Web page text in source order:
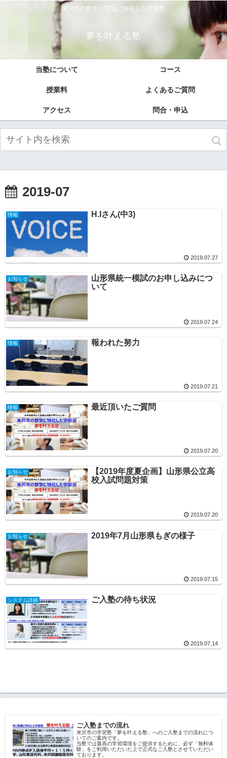
米沢市の数学と英語に特化した学習塾
夢を叶える塾
当塾について コース
授業料 よくあるご質問
アクセス 問合・申込
2019-07
情報 H.Iさん(中3)
2019.07.27
お知らせ
山形県統一模試のお申し込みにつ
いて
2019.07.24
情報 報われた努力
2019.07.21
情報 最近頂いたご質問
2019.07.20
お知らせ
【2019年度夏企画】山形県公立高
校入試問題対策
2019.07.20
お知らせ 2019年7月山形県もぎの様子
2019.07.15
システム詳細 ご入塾の待ち状況
2019.07.14
ご入塾までの流れ
米沢市の学習塾「夢を叶える塾」へのご入塾までの流れにつ
いてのご案内です。
当塾では最高の学習環境をご提供するために、必ず「無料体
験」をご利用いただいた上で正式なご入塾とさせていただい
ております。